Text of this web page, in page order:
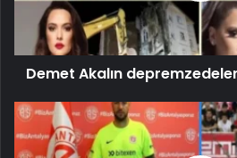
Demet Akalın